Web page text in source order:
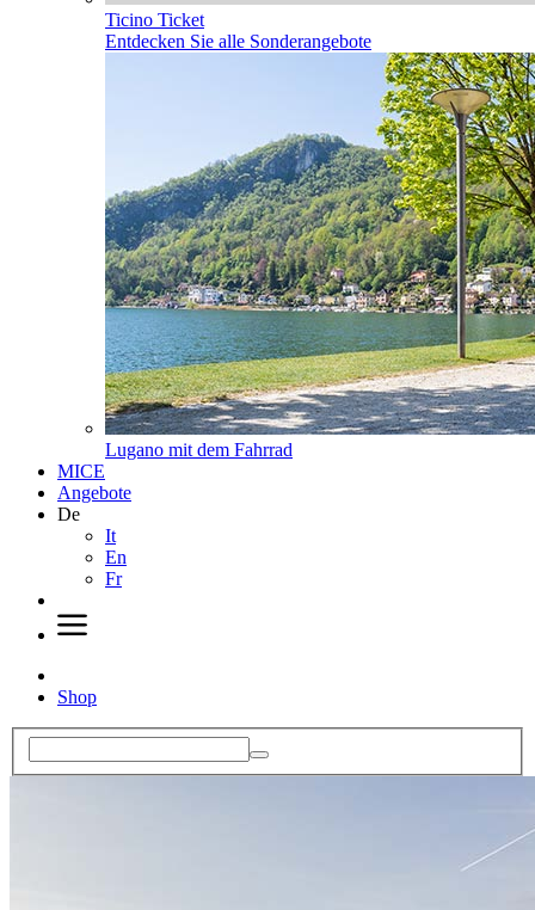
Ticino Ticket
Entdecken Sie alle Sonderangebote
Lugano mit dem Fahrrad
MICE
Angebote
De
It
En
Fr
Shop